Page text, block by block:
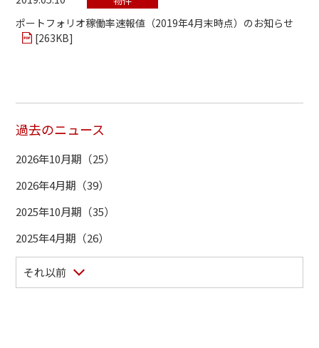
ポートフォリオ稼働率速報値（2019年4月末時点）のお知らせ
[263KB]
過去のニュース
2026年10月期（25）
2026年4月期（39）
2025年10月期（35）
2025年4月期（26）
それ以前